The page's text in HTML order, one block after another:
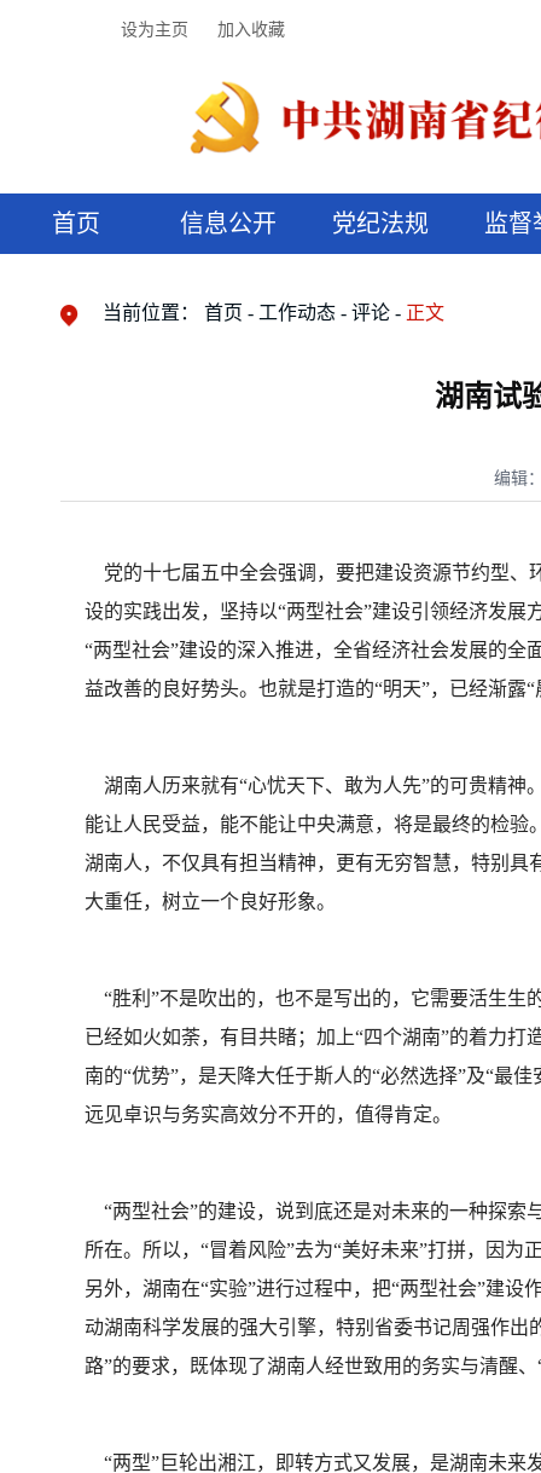
设为主页 加入收藏
首页 信息公开 党纪法规 监督
当前位置： 首页 工作动态 评论 正文
湖南试
编辑
党的十七届五中全会强调，要把建设资源节约型、
设的实践出发，坚持以“两型社会”建设引领经济发
“两型社会”建设的深入推进，全省经济社会发展的
益改善的良好势头。也就是打造的“明天”，已经渐露“
湖南人历来就有“心忧天下、敢为人先”的可贵精神
能让人民受益，能不能让中央满意，将是最终的检验
湖南人，不仅具有担当精神，更有无穷智慧，特别具
大重任，树立一个良好形象。
“胜利”不是吹出的，也不是写出的，它需要活生生
已经如火如荼，有目共睹；加上“四个湖南”的着力
南的“优势”，是天降大任于斯人的“必然选择”及“最
远见卓识与务实高效分不开的，值得肯定。
“两型社会”的建设，说到底还是对未来的一种探索
所在。所以，“冒着风险”去为“美好未来”打拼，因为
另外，湖南在“实验”进行过程中，把“两型社会”建
动湖南科学发展的强大引擎，特别省委书记周强作出
路”的要求，既体现了湖南人经世致用的务实与清醒
“两型”巨轮出湘江，即转方式又发展，是湖南未来